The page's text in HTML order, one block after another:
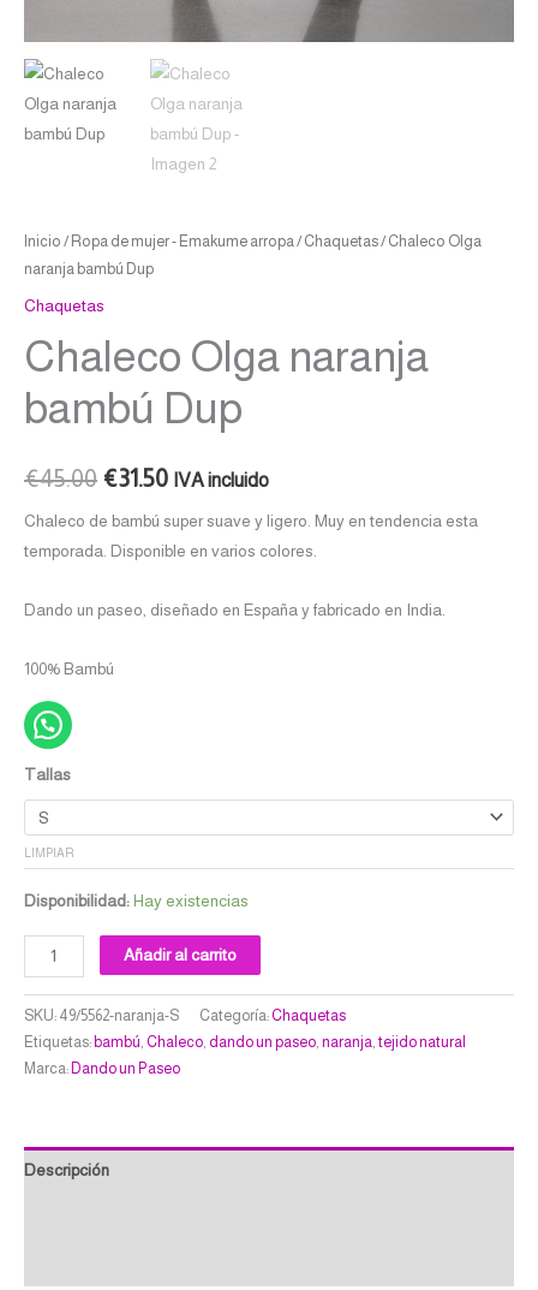
Inicio / Ropa de mujer - Emakume arropa / Chaquetas/ Chaleco Olga
naranja bambú Dup
Chaquetas
Chaleco Olga naranja
bambú Dup
€45.00 €31.50 IVA incluido
Chaleco de bambú super suave y ligero. Muy en tendencia esta
temporada. Disponible en varios colores.
Dando un paseo, diseñado en España y fabricado en India.
100% Bambú
Tallas
LIMPIAR
Disponibilidad: Hay existencias
Añadir al carrito
SKU: 49/5562-naranja-S Categoría: Chaquetas
Etiquetas: bambú Chaleco dando un paseo naranja tejido natural
Marca: Dando un Paseo
Descripción